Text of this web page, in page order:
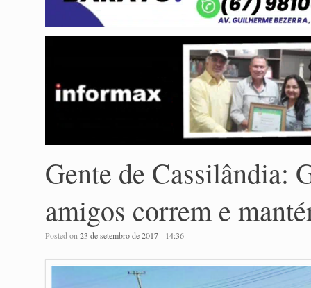
Gente de Cassilândia:
amigos correm e
Posted on23 de setembro de 2017 - 14:36